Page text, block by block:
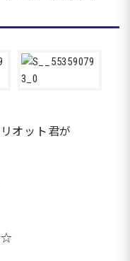
オット君が
☆